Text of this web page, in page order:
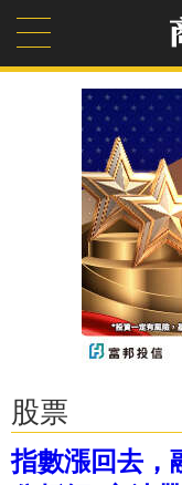
股票
指數漲回去，